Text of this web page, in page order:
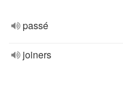
passé
joiners